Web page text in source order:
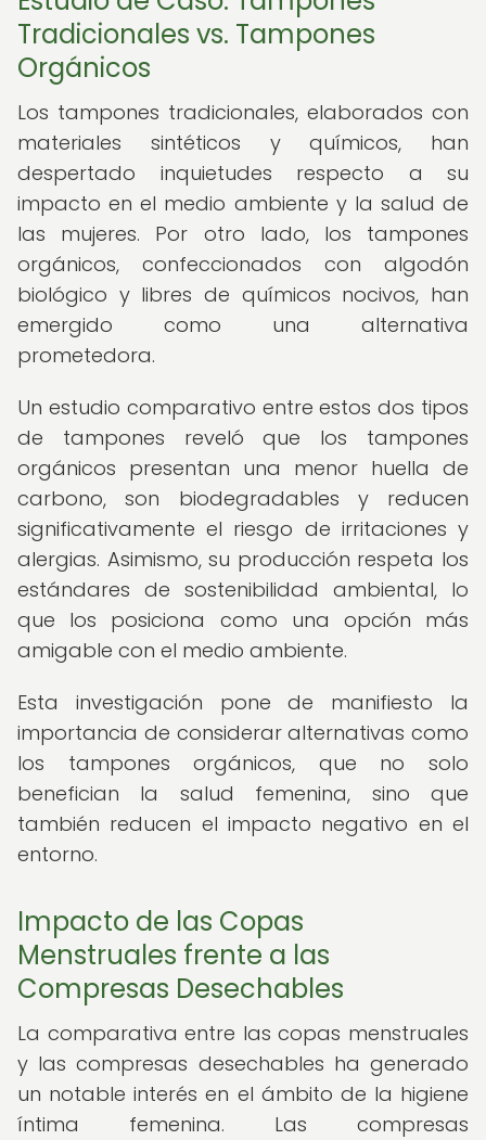
Tradicionales vs. Tampones
Orgánicos
Los tampones tradicionales, elaborados con
materiales sintéticos y químicos, han
despertado inquietudes respecto a su
impacto en el medio ambiente y la salud de
las mujeres. Por otro lado, los tampones
orgánicos, confeccionados con algodón
biológico y libres de químicos nocivos, han
emergido como una alternativa
prometedora.
Un estudio comparativo entre estos dos tipos
de tampones reveló que los tampones
orgánicos presentan una menor huella de
carbono, son biodegradables y reducen
significativamente el riesgo de irritaciones y
alergias. Asimismo, su producción respeta los
estándares de sostenibilidad ambiental, lo
que los posiciona como una opción más
amigable con el medio ambiente.
Esta investigación pone de manifiesto la
importancia de considerar alternativas como
los tampones orgánicos, que no solo
benefician la salud femenina, sino que
también reducen el impacto negativo en el
entorno.
Impacto de las Copas
Menstruales frente a las
Compresas Desechables
La comparativa entre las copas menstruales
y las compresas desechables ha generado
un notable interés en el ámbito de la higiene
íntima femenina. Las compresas